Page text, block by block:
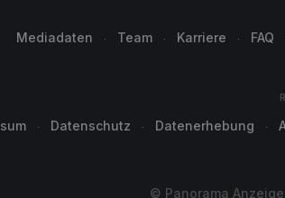
Mediadaten Team Karriere FAQ
Datenschutz Datenerhebung
© Panorama